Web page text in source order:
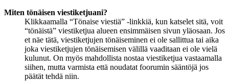
Miten tönäisen viestiketjuani?
Klikkaamalla “Tönaise viestiä” -linkkiä, kun katselet sitä, voit
“tönäistä” viestiketjua alueen ensimmäisen sivun yläosaan. Jos
et näe tätä, viestiketjujen tönäiseminen ei ole sallittua tai aika
joka viestiketjujen tönäisemisen välillä vaaditaan ei ole vielä
kulunut. On myös mahdollista nostaa viestiketjua vastaamalla
siihen, mutta varmista että noudatat foorumin sääntöjä jos
päätät tehdä niin.